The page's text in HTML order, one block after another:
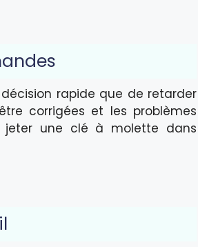
rapide que de retarder
corrigées et les problèmes
jeter une clé à molette dans